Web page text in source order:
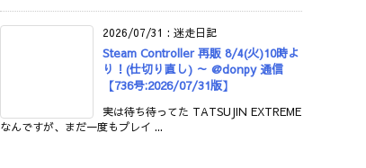
2026/07/31 : 迷走日記
Steam Controller 再販 8/4(火)10時よ
り！(仕切り直し) ～ @donpy 通信
【736号:2026/07/31版】
実は待ち待ってた TATSUJIN EXTREME
なんですが、まだ一度もプレイ ...